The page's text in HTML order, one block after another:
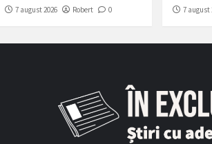
7 august 2026 Robert 0 7 august